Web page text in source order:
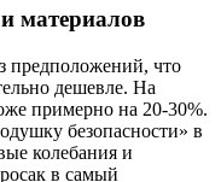
материалов
предположений, что
дешевле. На
примерно на 20-30%.
безопасности» в
колебания и
в самый